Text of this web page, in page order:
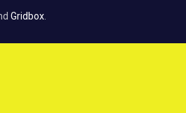
Gridbox.